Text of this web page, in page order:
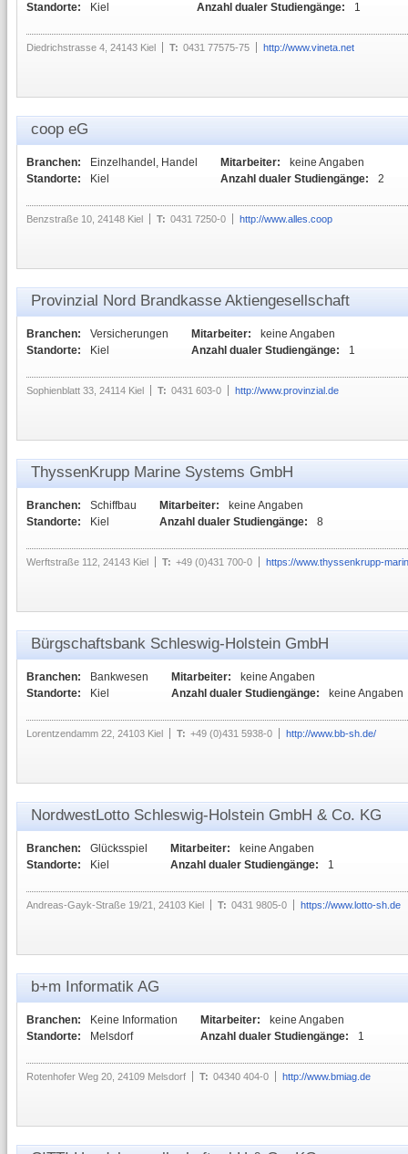
Standorte:
Kiel
Anzahl dualer Studiengänge:
1
Diedrichstrasse 4, 24143 Kiel T: 0431 77575-75 http://www.vineta.net
coop eG
Branchen:
Einzelhandel, Handel
Standorte:
Kiel
Mitarbeiter:
keine Angaben
Anzahl dualer Studiengänge:
2
Benzstraße 10, 24148 Kiel T: 0431 7250-0 http://www.alles.coop
Provinzial Nord Brandkasse Aktiengesellschaft
Branchen:
Versicherungen
Standorte:
Kiel
Mitarbeiter:
keine Angaben
Anzahl dualer Studiengänge:
1
Sophienblatt 33, 24114 Kiel T: 0431 603-0 http://www.provinzial.de
ThyssenKrupp Marine Systems GmbH
Branchen:
Schiffbau
Standorte:
Kiel
Mitarbeiter:
keine Angaben
Anzahl dualer Studiengänge:
8
Werftstraße 112, 24143 Kiel T: +49 (0)431 700-0 https://www.thyssenkrupp-
Bürgschaftsbank Schleswig-Holstein GmbH
Branchen:
Bankwesen
Standorte:
Kiel
Mitarbeiter:
keine Angaben
Anzahl dualer Studiengänge:
keine Angaben
Lorentzendamm 22, 24103 Kiel T: +49 (0)431 5938-0 http://www.bb-sh.de/
NordwestLotto Schleswig-Holstein GmbH & Co. KG
Branchen:
Glücksspiel
Standorte:
Kiel
Mitarbeiter:
keine Angaben
Anzahl dualer Studiengänge:
1
Andreas-Gayk-Straße 19/21, 24103 Kiel T: 0431 9805-0 https://www.lotto-sh.de
b+m Informatik AG
Branchen:
Keine Information
Standorte:
Melsdorf
Mitarbeiter:
keine Angaben
Anzahl dualer Studiengänge:
1
Rotenhofer Weg 20, 24109 Melsdorf T: 04340 404-0 http://www.bmiag.de